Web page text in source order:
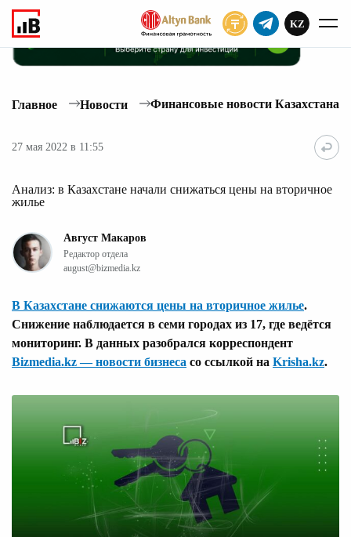
KZ
Главное Новости Финансовые новости Казахстана
27 мая 2022 в 11:55
Анализ: в Казахстане начали снижаться цены на вторичное
жилье
Август Макаров
Редактор отдела
august@bizmedia.kz
В Казахстане снижаются цены на вторичное жилье.
Снижение наблюдается в семи городах из 17, где ведётся
мониторинг. В данных разобрался корреспондент
Bizmedia.kz — новости бизнеса со ссылкой на Krisha.kz.